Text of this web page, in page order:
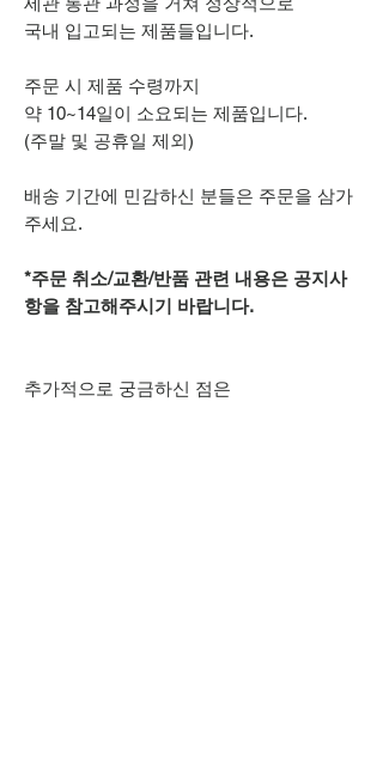
국내 입고되는 제품들입니다.
주문 시 제품 수령까지
약 10~14일이 소요되는 제품입니다.
(주말 및 공휴일 제외)
배송 기간에 민감하신 분들은 주문을 삼가
주세요.
*주문 취소/교환/반품 관련 내용은 공지사
항을 참고해주시기 바랍니다.
추가적으로 궁금하신 점은